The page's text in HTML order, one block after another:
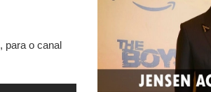
, para o canal